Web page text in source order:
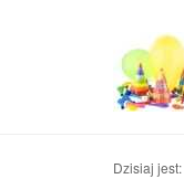
Dzisiaj jest: